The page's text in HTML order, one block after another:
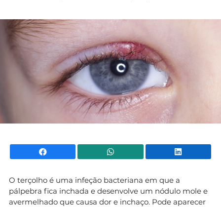
Facebook WhatsApp
O terçolho é uma infeção bacteriana em que a
pálpebra fica inchada e desenvolve um nódulo mole e
avermelhado que causa dor e inchaço. Pode aparecer